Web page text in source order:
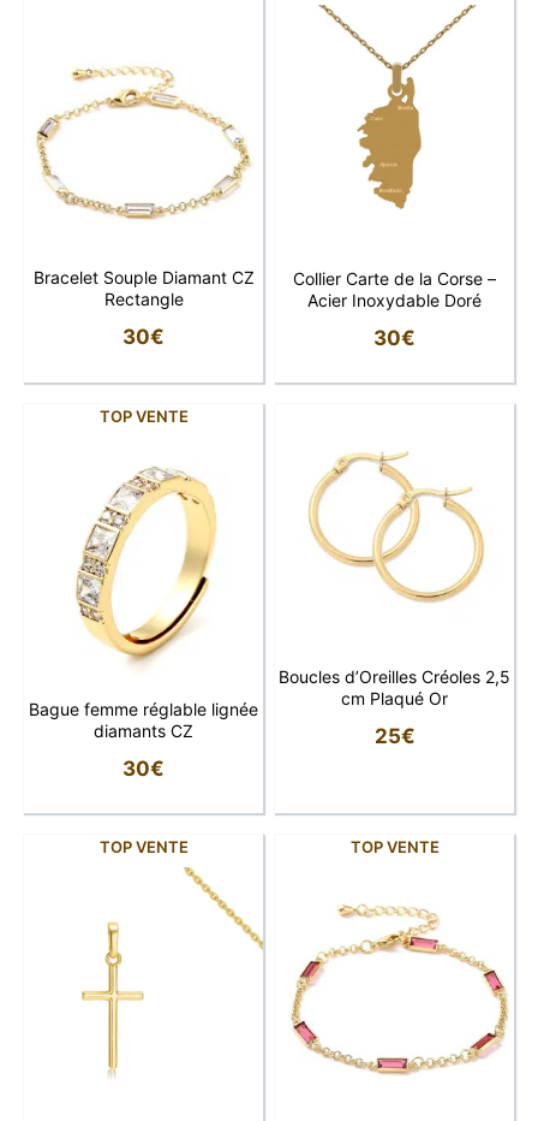
Bracelet Souple Diamant CZ
Rectangle
30€
Collier Carte de la Corse –
Acier Inoxydable Doré
30€
TOP VENTE
Bague femme réglable lignée
diamants CZ
30€
Boucles d’Oreilles Créoles 2,5
cm Plaqué Or
25€
TOP VENTE TOP VENTE